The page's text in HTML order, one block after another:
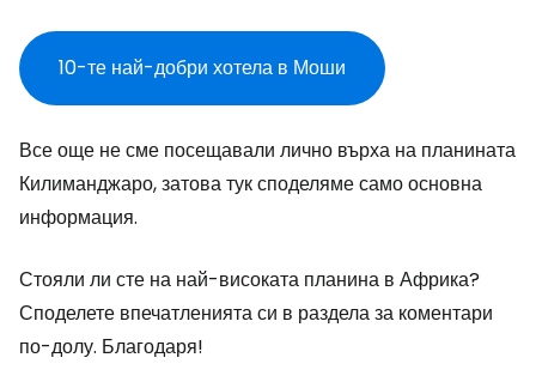
10-те най-добри хотела в Моши
Все още не сме посещавали лично върха на планината
Килиманджаро, затова тук споделяме само основна
информация.
Стояли ли сте на най-високата планина в Африка?
Споделете впечатленията си в раздела за коментари
по-долу. Благодаря!